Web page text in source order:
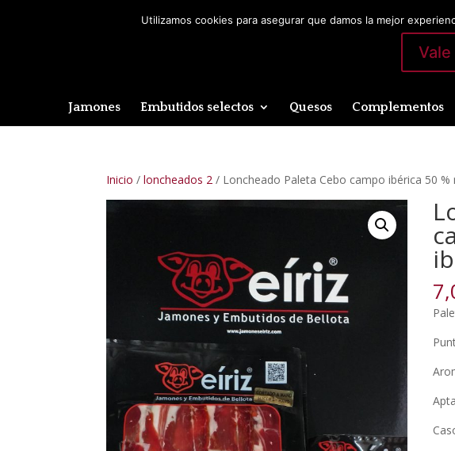
Jamones Embutidos selectos Quesos Complementos
Inicio /loncheados 2 / Loncheado Paleta Cebo campo ibérica 50 %
Utilizamos cookies para asegurar que damos la mejor
Vale